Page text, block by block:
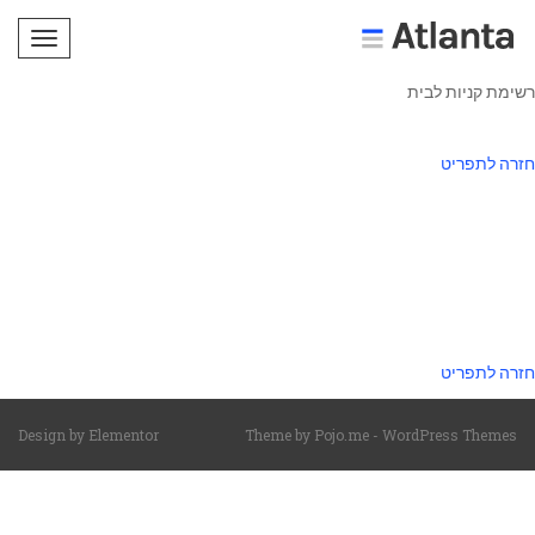
רשימת קניות לבית
חזרה לתפריט
חזרה לתפריט
Theme by Pojo.me - WordPress Themes
Design by Elementor